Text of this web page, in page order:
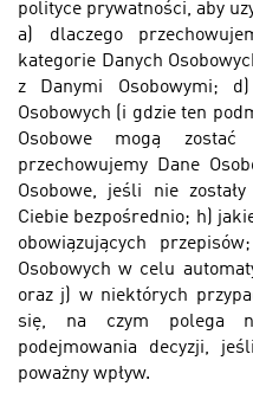
polityce prywatności, aby
a) dlaczego
kategorie Danych
z Danymi Osobowymi;
Osobowych (i gdzie ten
Osobowe mogą
przechowujemy Dane
Osobowe, jeśli nie
Ciebie bezpośrednio; h)
obowiązujących
Osobowych w celu
oraz j) w niektórych
się, na czym polega
podejmowania decyzji,
poważny wpływ.